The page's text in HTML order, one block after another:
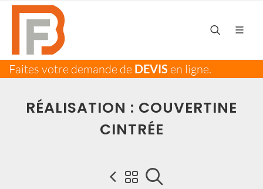
Faites votre demande de DEVIS en ligne.
RÉALISATION : COUVERTINE
CINTRÉE